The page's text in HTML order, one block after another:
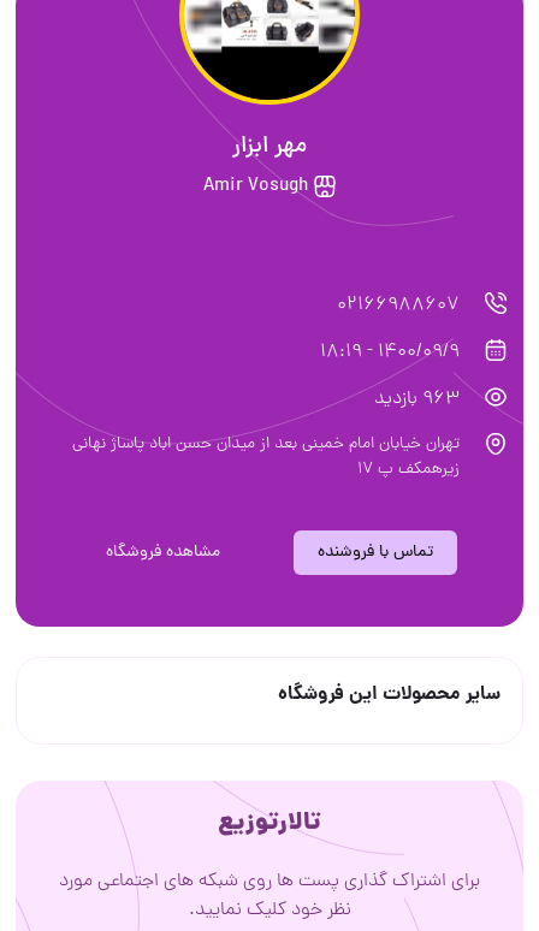
مهر ابزار
Amir Vosugh
02166988607
1400/09/9 - 18:19
963 بازدید
تهران خیابان امام خمینی بعد از میدان حسن اباد پاساژ نهانی
زیرهمکف پ ۱۷
تماس با فروشنده مشاهده فروشگاه
سایر محصولات این فروشگاه
تالارتوزیع
برای اشتراک گذاری پست ها روی شبکه های اجتماعی مورد
نظر خود کلیک نمایید.